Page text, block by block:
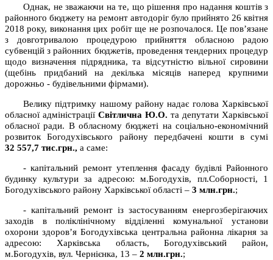
Однак, не зважаючи на те, що рішення про надання коштів з
районного бюджету на ремонт автодоріг було прийнято 26 квітня
2018 року, виконання цих робіт ще не розпочалося. Це пов’язане
з довготривалою процедурою прийняття обласною радою
субвенцій з районних бюджетів, проведення тендерних процедур
щодо визначення підрядника, та відсутністю вільної сировини
(щебінь придбаний на декілька місяців наперед крупними
дорожньо - будівельними фірмами).
Велику підтримку нашому району надає голова Харківської
обласної адміністрації Світлична Ю.О. та депутати Харківської
обласної ради. В обласному бюджеті на соціально-економічний
розвиток Богодухівського району передбачені кошти в сумі
32 557,7 тис.грн., а саме:
- капітальний ремонт утеплення фасаду будівлі Районного
будинку культури за адресою: м.Богодухів, пл.Соборності, 1
Богодухівського району Харківської області – 3 млн.грн.;
- капітальний ремонт із застосуванням енергозберігаючих
заходів в поліклінічному відділенні комунальної установи
охорони здоров’я Богодухівська центральна районна лікарня за
адресою: Харківська область, Богодухівський район,
м.Богодухів, вул. Чернієнка, 13 – 2 млн.грн.;